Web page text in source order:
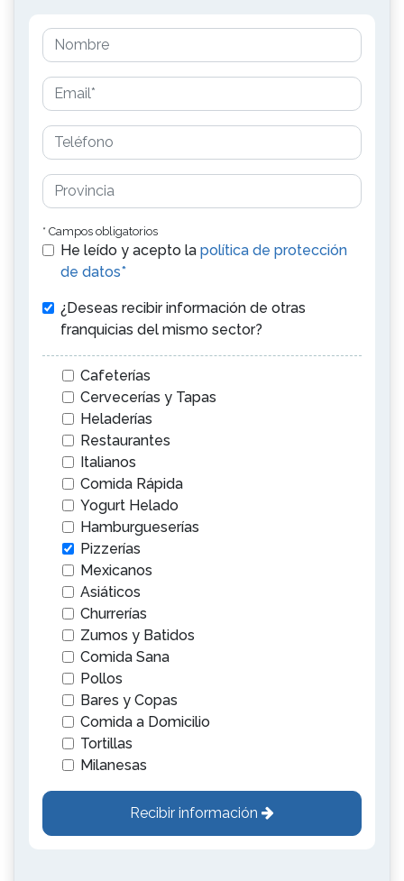
* Campos obligatorios
He leído y acepto la política de protección
de datos*
¿Deseas recibir información de otras
franquicias del mismo sector?
Cafeterías
Cervecerías y Tapas
Heladerías
Restaurantes
Italianos
Comida Rápida
Yogurt Helado
Hamburgueserías
Pizzerías
Mexicanos
Asiáticos
Churrerías
Zumos y Batidos
Comida Sana
Pollos
Bares y Copas
Comida a Domicilio
Tortillas
Milanesas
Recibir información